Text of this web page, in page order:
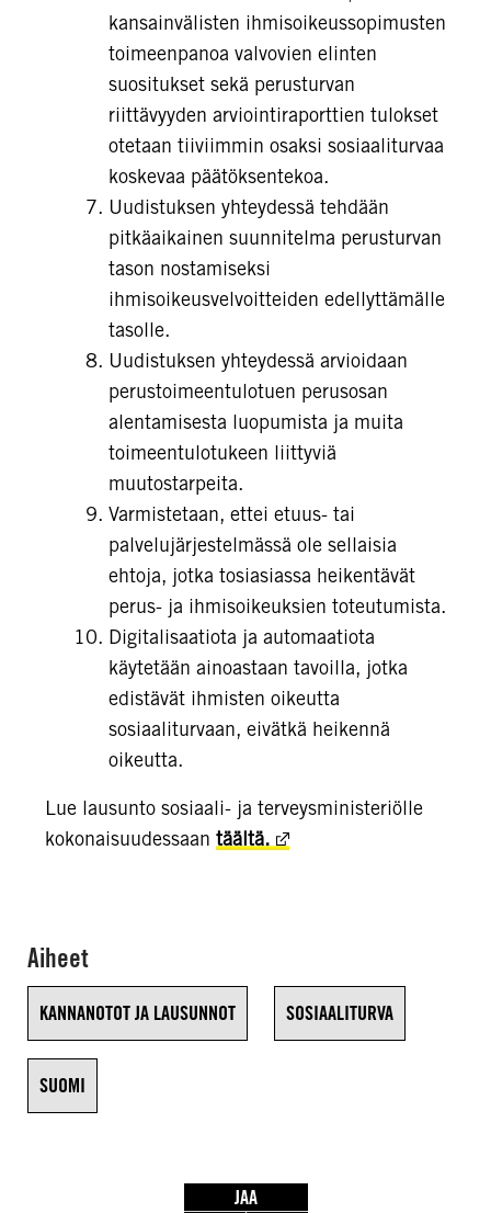
kansainvälisten ihmisoikeussopimusten
toimeenpanoa valvovien elinten
suositukset sekä perusturvan
riittävyyden arviointiraporttien tulokset
otetaan tiiviimmin osaksi sosiaaliturvaa
koskevaa päätöksentekoa.
Uudistuksen yhteydessä tehdään
pitkäaikainen suunnitelma perusturvan
tason nostamiseksi
ihmisoikeusvelvoitteiden edellyttämälle
tasolle.
Uudistuksen yhteydessä arvioidaan
perustoimeentulotuen perusosan
alentamisesta luopumista ja muita
toimeentulotukeen liittyviä
muutostarpeita.
Varmistetaan, ettei etuus- tai
palvelujärjestelmässä ole sellaisia
ehtoja, jotka tosiasiassa heikentävät
perus- ja ihmisoikeuksien toteutumista.
Digitalisaatiota ja automaatiota
käytetään ainoastaan tavoilla, jotka
edistävät ihmisten oikeutta
sosiaaliturvaan, eivätkä heikennä
oikeutta.
Lue lausunto sosiaali- ja terveysministeriölle
kokonaisuudessaan täältä.
Aiheet
KANNANOTOT JA LAUSUNNOT SOSIAALITURVA
SUOMI
JAA